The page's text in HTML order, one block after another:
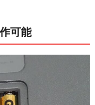
可能